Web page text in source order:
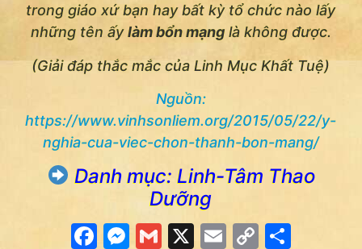
trong giáo xứ bạn hay bất kỳ tổ chức nào lấy
những tên ấylàm bổn mạnglà không được.
(Giải đáp thắc mắc của Linh Mục Khất Tuệ)
Nguồn:
https://www.vinhsonliem.org/2015/05/22/y-
nghia-cua-viec-chon-thanh-bon-mang/
Danh mục: Linh-Tâm Thao
Dưỡng
Facebook
Messenger
Gmail
X Email
CopyShare